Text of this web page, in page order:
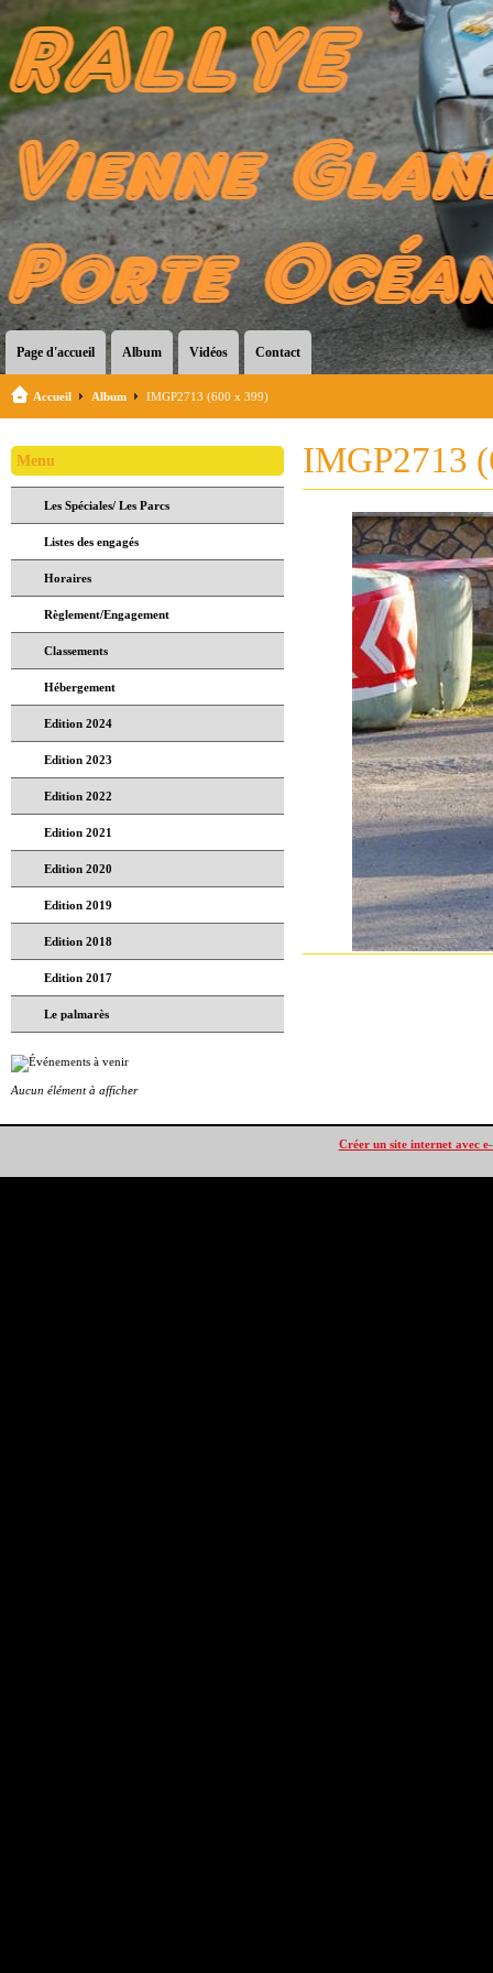
Page d'accueil Album Vidéos Contact
Accueil Album IMGP2713 (600 x 399)
IMGP2713
Menu
Les Spéciales/ Les Parcs
Listes des engagés
Horaires
Règlement/Engagement
Classements
Hébergement
Edition 2024
Edition 2023
Edition 2022
Edition 2021
Edition 2020
Edition 2019
Edition 2018
Edition 2017
Le palmarès
Aucun élément à afficher
Créer un site internet avec